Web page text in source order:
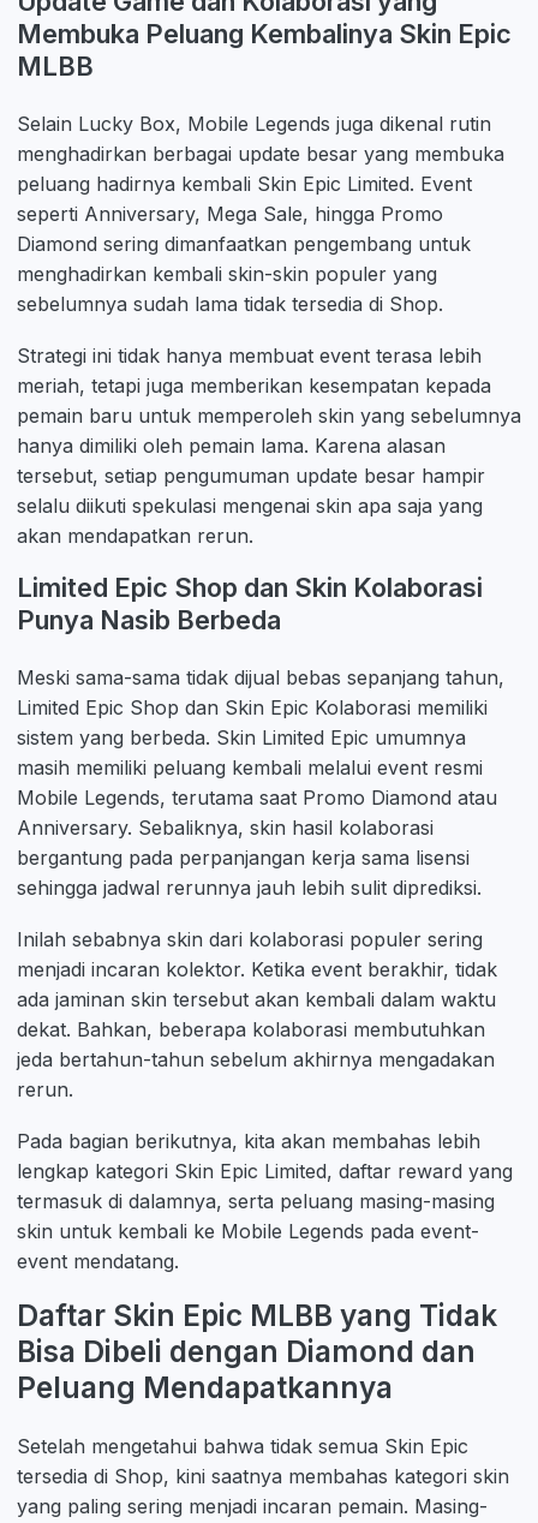
Membuka Peluang Kembalinya Skin Epic
MLBB
Selain Lucky Box, Mobile Legends juga dikenal rutin
menghadirkan berbagai update besar yang membuka
peluang hadirnya kembali Skin Epic Limited. Event
seperti Anniversary, Mega Sale, hingga Promo
Diamond sering dimanfaatkan pengembang untuk
menghadirkan kembali skin-skin populer yang
sebelumnya sudah lama tidak tersedia di Shop.
Strategi ini tidak hanya membuat event terasa lebih
meriah, tetapi juga memberikan kesempatan kepada
pemain baru untuk memperoleh skin yang sebelumnya
hanya dimiliki oleh pemain lama. Karena alasan
tersebut, setiap pengumuman update besar hampir
selalu diikuti spekulasi mengenai skin apa saja yang
akan mendapatkan rerun.
Limited Epic Shop dan Skin Kolaborasi
Punya Nasib Berbeda
Meski sama-sama tidak dijual bebas sepanjang tahun,
Limited Epic Shop dan Skin Epic Kolaborasi memiliki
sistem yang berbeda. Skin Limited Epic umumnya
masih memiliki peluang kembali melalui event resmi
Mobile Legends, terutama saat Promo Diamond atau
Anniversary. Sebaliknya, skin hasil kolaborasi
bergantung pada perpanjangan kerja sama lisensi
sehingga jadwal rerunnya jauh lebih sulit diprediksi.
Inilah sebabnya skin dari kolaborasi populer sering
menjadi incaran kolektor. Ketika event berakhir, tidak
ada jaminan skin tersebut akan kembali dalam waktu
dekat. Bahkan, beberapa kolaborasi membutuhkan
jeda bertahun-tahun sebelum akhirnya mengadakan
rerun.
Pada bagian berikutnya, kita akan membahas lebih
lengkap kategori Skin Epic Limited, daftar reward yang
termasuk di dalamnya, serta peluang masing-masing
skin untuk kembali ke Mobile Legends pada event-
event mendatang.
Daftar Skin Epic MLBB yang Tidak
Bisa Dibeli dengan Diamond dan
Peluang Mendapatkannya
Setelah mengetahui bahwa tidak semua Skin Epic
tersedia di Shop, kini saatnya membahas kategori skin
yang paling sering menjadi incaran pemain. Masing-